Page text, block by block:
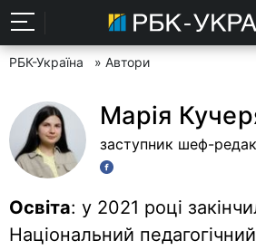
РБК-Україна » Автори
Марія
заступник шеф-
Освіта: у 2021 році
Національний